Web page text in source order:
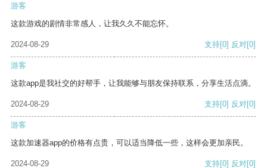
游客
这款游戏的剧情非常感人，让我久久不能忘怀。
2024-08-29 支持[0] 反对[0]
游客
这款app是我社交的好帮手，让我能够与朋友保持联系，分享生活点滴。
2024-08-29 支持[0] 反对[0]
游客
这款加速器app的价格有点贵，可以适当降低一些，这样会更加亲民。
2024-08-29 支持[0] 反对[0]